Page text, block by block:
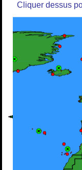
Cliquer dessus